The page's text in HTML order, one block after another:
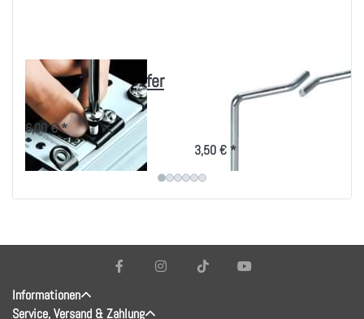
Körperschalldämpfer
M6 x 16
6,00 € *
Rangierbügel
80x80mm, vertikale
3,50 € *
Informationen
Service, Versand & Zahlung